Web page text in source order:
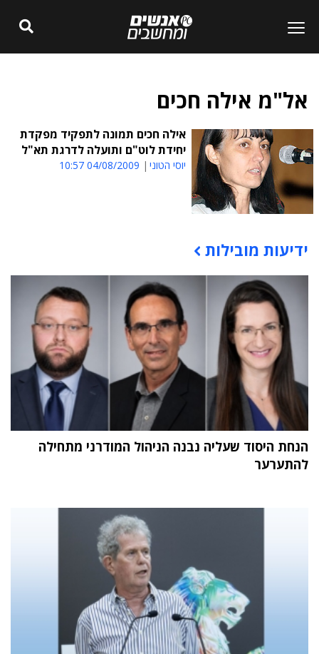
אל"מ אילה חכים
אילה חכים תמונה לתפקיד מפקדת
יחידת לוט"ם ותועלה לדרגת תא"ל
יוסי הטוני 04/08/2009 10:57
תוכן פרסומי
ידיעות מובילות
הנחת היסוד שעליה נבנה הניהול המודרני מתחילה
להתערער